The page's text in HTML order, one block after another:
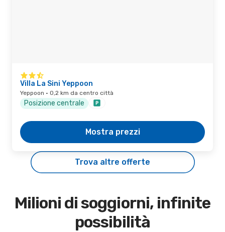
Villa La Sini Yeppoon
Yeppoon · 0,2 km da centro città
Posizione centrale
Mostra prezzi
Trova altre offerte
Milioni di soggiorni, infinite
possibilità